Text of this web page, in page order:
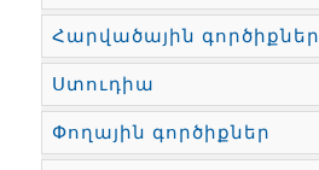
Հարվածային գործիքներ
Ստուդիա
Փողային գործիքներ